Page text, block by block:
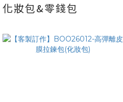
化妝包&零錢包